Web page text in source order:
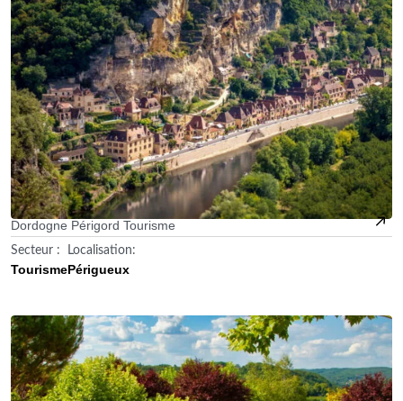
Dordogne Périgord Tourisme
Secteur :
Tourisme
Localisation:
Périgueux